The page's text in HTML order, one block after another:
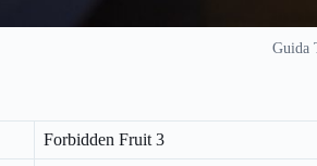
Guida
Forbidden Fruit 3